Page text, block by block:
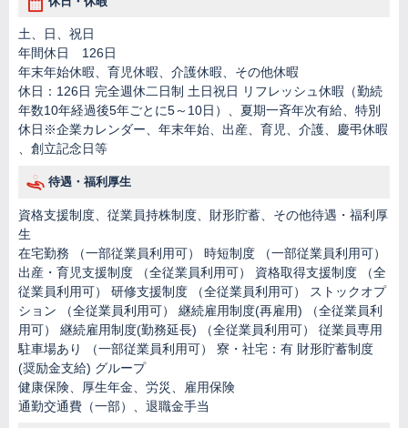
土、日、祝日
年間休日 126日
年末年始休暇、育児休暇、介護休暇、その他休暇
休日：126日 完全週休二日制 土日祝日 リフレッシュ休暇（勤続
年数10年経過後5年ごとに5～10日）、夏期一斉年次有給、特別
休日※企業カレンダー、年末年始、出産、育児、介護、慶弔休暇
、創立記念日等
待遇・福利厚生
資格支援制度、従業員持株制度、財形貯蓄、その他待遇・福利厚
生
在宅勤務 （一部従業員利用可） 時短制度 （一部従業員利用可）
出産・育児支援制度 （全従業員利用可） 資格取得支援制度 （全
従業員利用可） 研修支援制度 （全従業員利用可） ストックオプ
ション （全従業員利用可） 継続雇用制度(再雇用) （全従業員利
用可） 継続雇用制度(勤務延長) （全従業員利用可） 従業員専用
駐車場あり （一部従業員利用可） 寮・社宅：有 財形貯蓄制度
(奨励金支給) グループ
健康保険、厚生年金、労災、雇用保険
通勤交通費（一部）、退職金手当